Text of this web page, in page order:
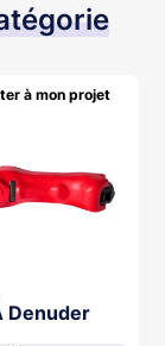
Denuder
à mon projet